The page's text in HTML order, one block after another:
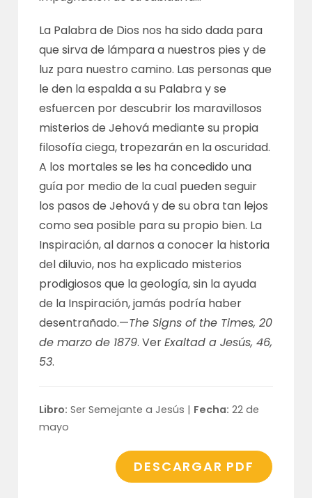
La Palabra de Dios nos ha sido dada para
que sirva de lámpara a nuestros pies y de
luz para nuestro camino. Las personas que
le den la espalda a su Palabra y se
esfuercen por descubrir los maravillosos
misterios de Jehová mediante su propia
filosofía ciega, tropezarán en la oscuridad.
A los mortales se les ha concedido una
guía por medio de la cual pueden seguir
los pasos de Jehová y de su obra tan lejos
como sea posible para su propio bien. La
Inspiración, al darnos a conocer la historia
del diluvio, nos ha explicado misterios
prodigiosos que la geología, sin la ayuda
de la Inspiración, jamás podría haber
desentrañado.—The Signs of the Times, 20
de marzo de 1879. VerExaltad a Jesús, 46,
53.
Libro: Ser Semejante a Jesús | Fecha: 22 de
mayo
DESCARGAR PDF